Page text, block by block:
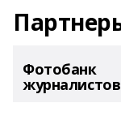
Фотобанк